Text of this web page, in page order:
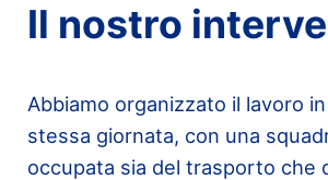
Il nostro
Abbiamo organizzato il lavoro
stessa giornata, con una
occupata sia del trasporto che